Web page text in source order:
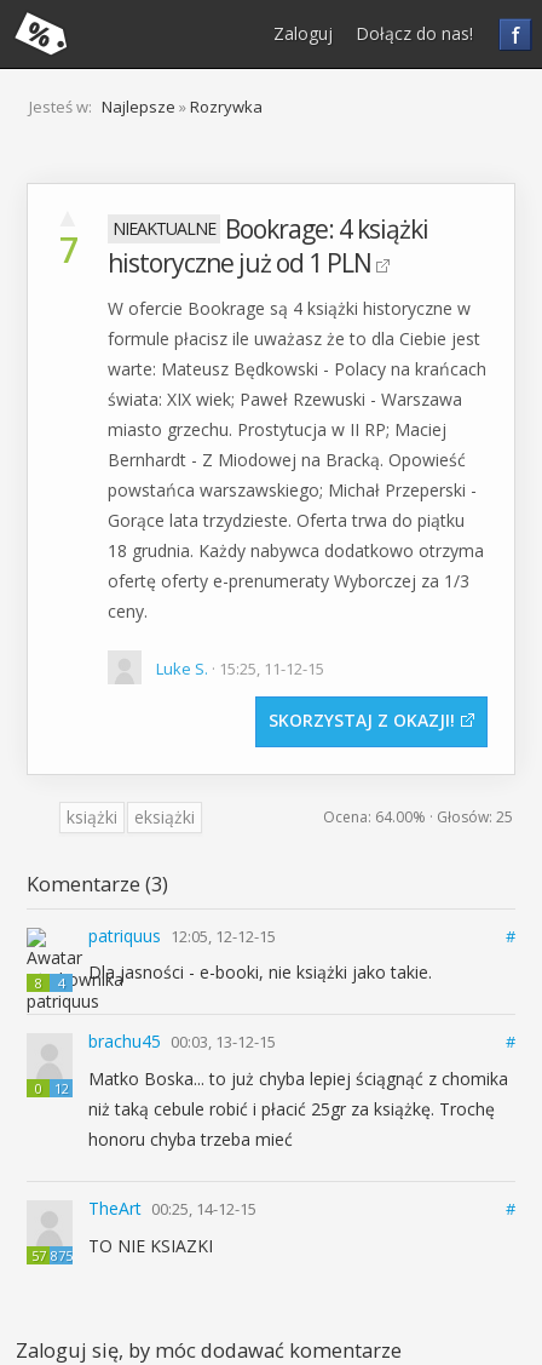
f
Zaloguj Dołącz do nas!
Jesteś w: Najlepsze »Rozrywka
7
Bookrage: 4 książki
historyczne już od 1 PLN
W ofercie Bookrage są 4 książki historyczne w
formule płacisz ile uważasz że to dla Ciebie jest
warte: Mateusz Będkowski - Polacy na krańcach
świata: XIX wiek; Paweł Rzewuski - Warszawa
miasto grzechu. Prostytucja w II RP; Maciej
Bernhardt - Z Miodowej na Bracką. Opowieść
powstańca warszawskiego; Michał Przeperski -
Gorące lata trzydzieste. Oferta trwa do piątku
18 grudnia. Każdy nabywca dodatkowo otrzyma
ofertę oferty e-prenumeraty Wyborczej za 1/3
ceny.
Luke S. · 15:25, 11-12-15
SKORZYSTAJ Z OKAZJI
książki eksiążki Ocena: 64.00% · Głosów: 25
Komentarze (3)
8 4
patriquus 12:05, 12-12-15 #
Dla jasności - e-booki, nie książki jako takie.
0 12
brachu45 00:03, 13-12-15 #
Matko Boska... to już chyba lepiej ściągnąć z chomika
niż taką cebule robić i płacić 25gr za książkę. Trochę
honoru chyba trzeba mieć
57 875
TheArt 00:25, 14-12-15 #
TO NIE KSIAZKI
Zaloguj się, by móc dodawać komentarze